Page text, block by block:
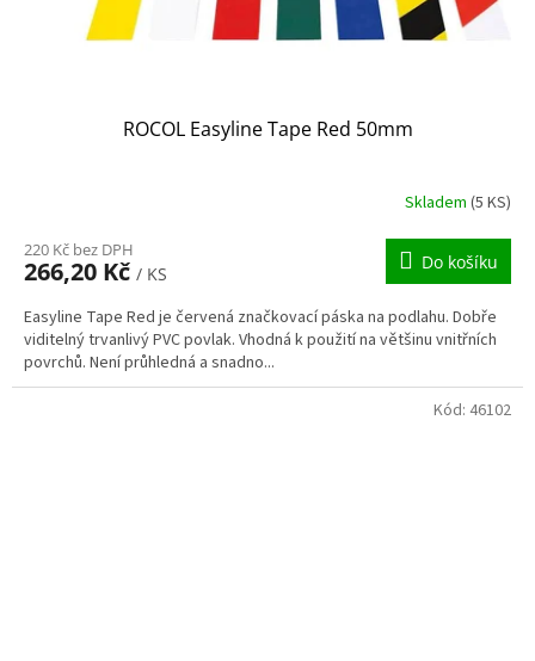
ROCOL Easyline Tape Red 50mm
Skladem (5 KS)
220 Kč bez DPH
266,20 Kč / KS
Do košíku
Easyline Tape Red je červená značkovací páska na podlahu. Dobře
viditelný trvanlivý PVC povlak. Vhodná k použití na většinu vnitřních
povrchů. Není průhledná a snadno...
Kód: 46102